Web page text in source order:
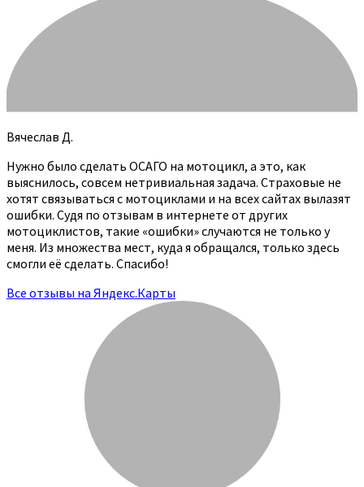
Вячеслав Д.
Нужно было сделать ОСАГО на мотоцикл, а это, как
выяснилось, совсем нетривиальная задача. Страховые не
хотят связываться с мотоциклами и на всех сайтах вылазят
ошибки. Судя по отзывам в интернете от других
мотоциклистов, такие «ошибки» случаются не только у
меня. Из множества мест, куда я обращался, только здесь
смогли её сделать. Спасибо!
Все отзывы на Яндекс.Карты